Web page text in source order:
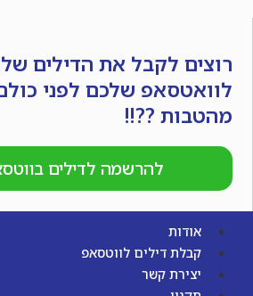
רוצים לקבל את הדילים
לוואטסאפ שלכם לפני
מהטבות ??!!
להרשמה לדילים
אודות
קבלת דילים לווטסאפ
יצירת קשר